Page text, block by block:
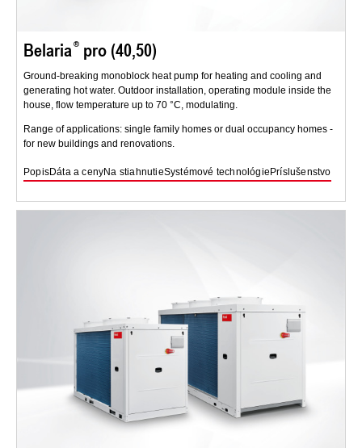
Belaria pro (40,50)
Ground-breaking monoblock heat pump for heating and cooling and
generating hot water. Outdoor installation, operating module inside the
house, flow temperature up to 70 °C, modulating.
Range of applications: single family homes or dual occupancy homes -
for new buildings and renovations.
PopisDáta a cenyNa stiahnutieSystémové technológie Príslušenstvo